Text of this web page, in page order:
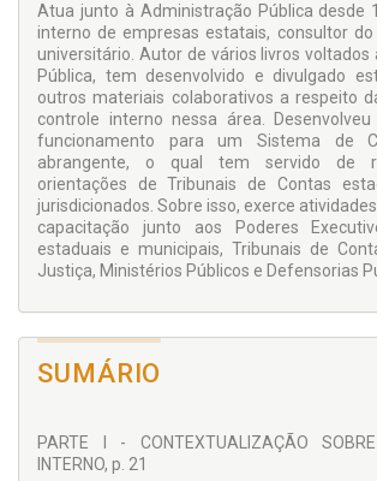
Em minhas atividades de consultoria e
percebido que somente a definição de
em normativos a respeito dos
assegura que estes sejam, efetivamente,
estrutura de governo. É necessário
caminho, um modelo para ser seguido,
uniformização de entendimento e de
plena convicção de que este livro poderá
sentido.
Assim, esta obra é dedicada àqueles que
buscar conhecimento para ações
seu âmbito de atuação, aceitam o
o controle externo fiscaliza, assim
espelhando na experiência de outras
Atua junto à Administração Pública desde
interno de empresas estatais, consultor
universitário. Autor de vários livros voltados
Pública, tem desenvolvido e divulgado
outros materiais colaborativos a respeito
controle interno nessa área.
funcionamento para um Sistema de
abrangente, o qual tem servido de
orientações de Tribunais de Contas
jurisdicionados. Sobre isso, exerce
capacitação junto aos Poderes
estaduais e municipais, Tribunais de
Justiça, Ministérios Públicos e Defensorias
SUMÁRIO
PARTE I - CONTEXTUALIZAÇÃO
INTERNO, p. 21